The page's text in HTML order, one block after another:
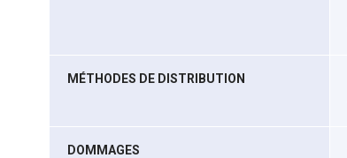
MÉTHODES DE DISTRIBUTION
DOMMAGES